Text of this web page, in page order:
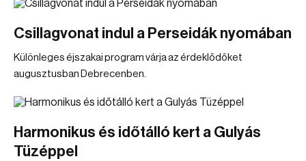
Csillagvonat indul a Perseidák nyomában
Különleges éjszakai program várja az érdeklődőket
augusztusban Debrecenben.
Harmonikus és időtálló kert a Gulyás
Tüzéppel